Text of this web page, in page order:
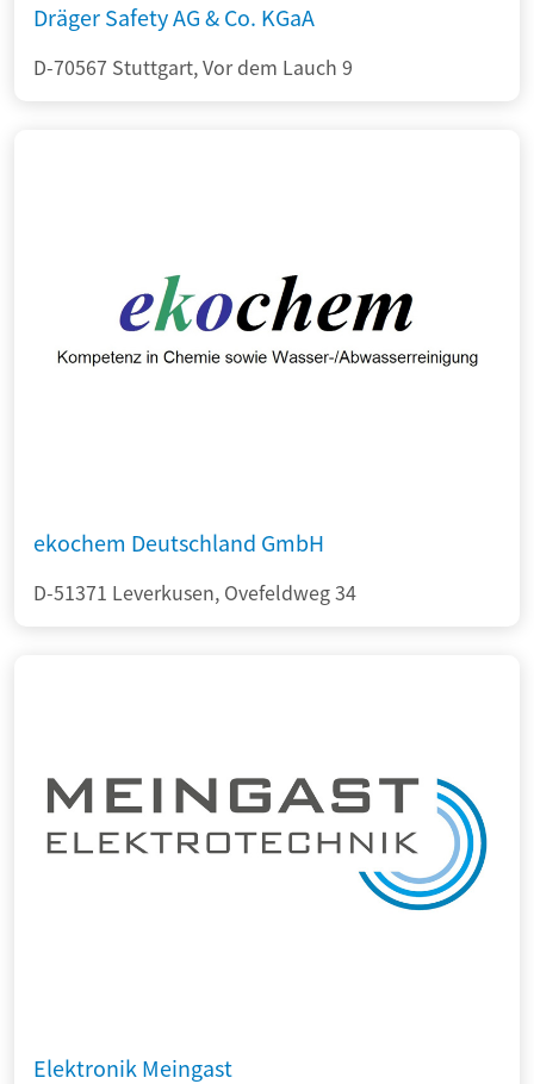
Dräger Safety AG & Co. KGaA
D-70567 Stuttgart, Vor dem Lauch 9
ekochem Deutschland GmbH
D-51371 Leverkusen, Ovefeldweg 34
Elektronik Meingast